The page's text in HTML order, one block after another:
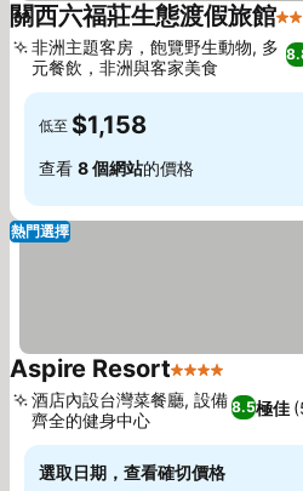
關西六福莊生態渡假旅館4
非洲主題客房，飽覽野生動物, 多
元餐飲，非洲與客家美食
低至 $1,158
查看 8 個網站的價格
熱門選擇
Aspire Resort4 星級
8.5極佳
酒店內設台灣菜餐廳, 設備
齊全的健身中心
選取日期，查看確切價格